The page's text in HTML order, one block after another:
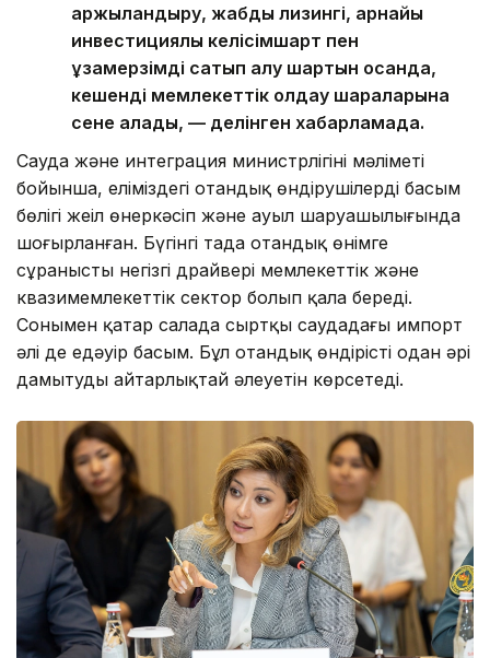
қаржыландыру, жабдық лизингі, арнайы
инвестициялық келісімшарт пен
ұзақмерзімді сатып алу шартын қосқанда,
кешенді мемлекеттік қолдау шараларына
сене алады, — делінген хабарламада.
Сауда және интеграция министрлігінің мәліметі
бойынша, еліміздегі отандық өндірушілердің басым
бөлігі жеңіл өнеркәсіп және ауыл шаруашылығында
шоғырланған. Бүгінгі таңда отандық өнімге
сұраныстың негізгі драйвері мемлекеттік және
квазимемлекеттік сектор болып қала береді.
Сонымен қатар салада сыртқы саудадағы импорт
әлі де едәуір басым. Бұл отандық өндірісті одан әрі
дамытудың айтарлықтай әлеуетін көрсетеді.